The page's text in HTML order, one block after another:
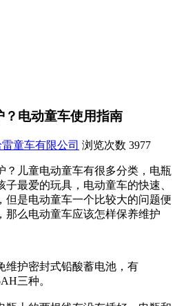
？电动童车使用指南
童车有限公司 浏览次数 3977
？儿童电动童车有很多分类，电瓶
最爱的玩具，电动童车的快速、
但是电动童车一个比较大的问题便
那么电动童车应该怎样保养维护
护密封式铅酸蓄电池，有
三种。